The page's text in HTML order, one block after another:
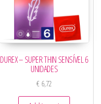
DUREX – SUPER THIN SENSÍVEL 6
UNIDADES
€ 6,72